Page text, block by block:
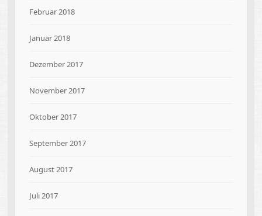
Februar 2018
Januar 2018
Dezember 2017
November 2017
Oktober 2017
September 2017
August 2017
Juli 2017